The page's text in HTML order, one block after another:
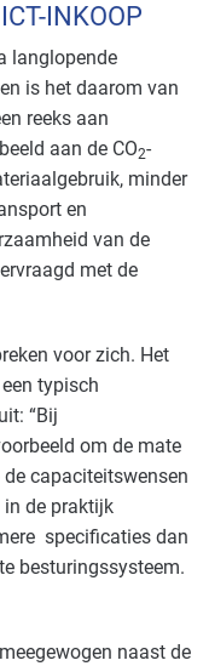
INKOOP
langlopende
is het daarom van
reeks aan
aan de CO2-
minder
en
van de
met de
voor zich. Het
typisch
“Bij
om de mate
capaciteitswensen
in de praktijk
specificaties dan
besturingssysteem.
naast de